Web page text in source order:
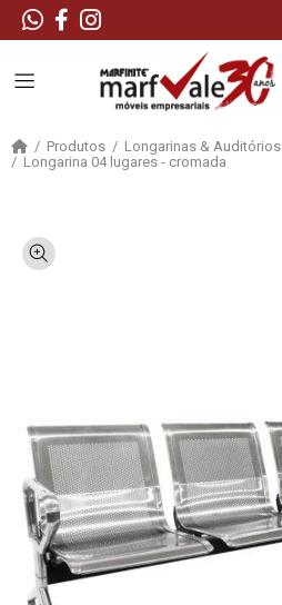
Produtos
Longarinas & Auditórios
Longarina 04 lugares - cromada